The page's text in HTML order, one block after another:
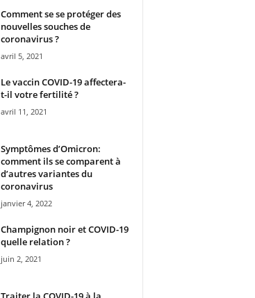
Comment se se protéger des
nouvelles souches de
coronavirus ?
avril 5, 2021
Le vaccin COVID-19 affectera-
t-il votre fertilité ?
avril 11, 2021
Symptômes d’Omicron:
comment ils se comparent à
d’autres variantes du
coronavirus
janvier 4, 2022
Champignon noir et COVID-19
quelle relation ?
juin 2, 2021